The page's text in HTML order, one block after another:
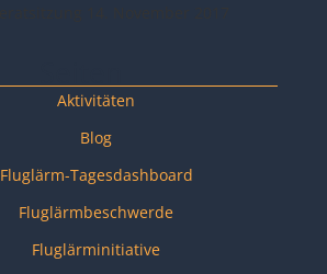
Aktivitäten
Blog
Fluglärm-Tagesdashboard
Fluglärmbeschwerde
Fluglärminitiative